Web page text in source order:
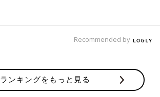
Recommended by
ランキングをもっと見る